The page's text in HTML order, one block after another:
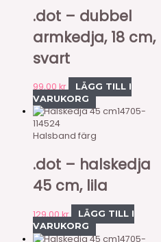
.dot – dubbel
armkedja, 18 cm,
svart
99,00 kr
LÄGG TILL I
VARUKORG
14705-
114524
Halsband färg
.dot – halskedja
45 cm, lila
129,00kr
LÄGG TILL I
VARUKORG
14705-